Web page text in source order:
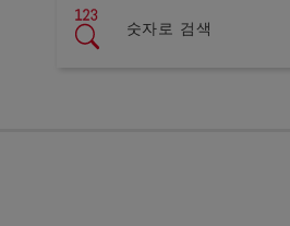
숫자로 검색